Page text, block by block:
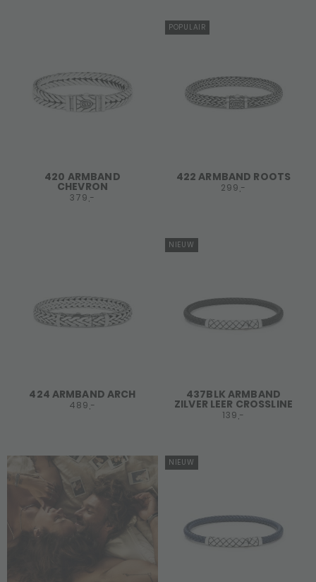
420 ARMBAND
CHEVRON
379,-
POPULAIR
422 ARMBAND ROOTS
299,-
424 ARMBAND ARCH
489,-
NIEUW
437BLK ARMBAND
ZILVER LEER CROSSLINE
139,-
NIEUW